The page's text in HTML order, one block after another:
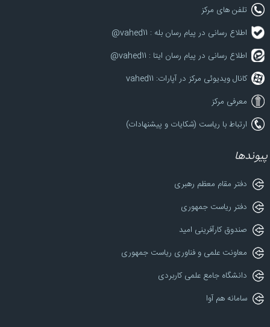
تلفن های مرکز
اطلاع رسانی در پیام رسان بله : vahed11@
اطلاع رسانی در پیام رسان ایتا : vahed11@
کانال ویدیوئی مرکز در آپارات: vahed11
معرفی مرکز
ارتباط با ریاست (شکایات و پیشنهادات)
پیوندها
دفتر مقام معظم رهبری
دفتر ریاست جمهوری
صندوق کارآفرینی امید
معاونت علمی و فناوری ریاست جمهوری
دانشگاه جامع علمی کاربردی
سامانه هم آوا